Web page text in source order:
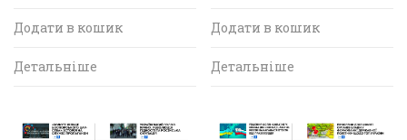
Додати в кошик
Детальніше
Додати в кошик
Детальніше